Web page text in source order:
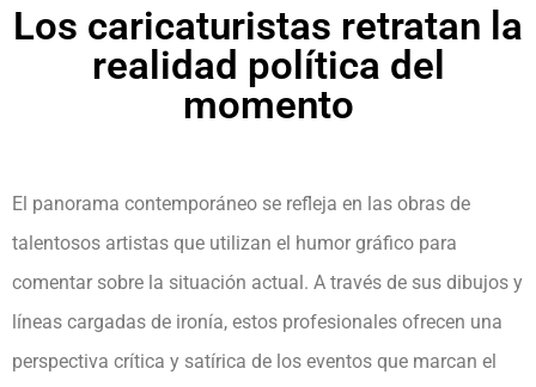
Los caricaturistas retratan la
realidad política del
momento
El panorama contemporáneo se refleja en las obras de
talentosos artistas que utilizan el humor gráfico para
comentar sobre la situación actual. A través de sus dibujos y
líneas cargadas de ironía, estos profesionales ofrecen una
perspectiva crítica y satírica de los eventos que marcan el